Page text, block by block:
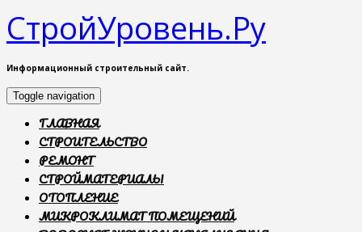
СтройУровень.Ру
Информационный строительный сайт.
Toggle navigation
ГЛАВНАЯ
СТРОИТЕЛЬСТВО
РЕМОНТ
СТРОЙМАТЕРИАЛЫ
ОТОПЛЕНИЕ
МИКРОКЛИМАТ ПОМЕЩЕНИЙ